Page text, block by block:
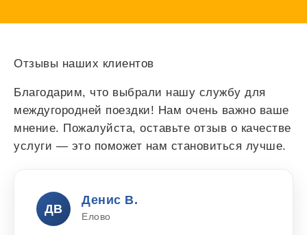
Отзывы наших клиентов
Благодарим, что выбрали нашу службу для
междугородней поездки! Нам очень важно ваше
мнение. Пожалуйста, оставьте отзыв о качестве
услуги — это поможет нам становиться лучше.
ДВ
Денис В.
Елово